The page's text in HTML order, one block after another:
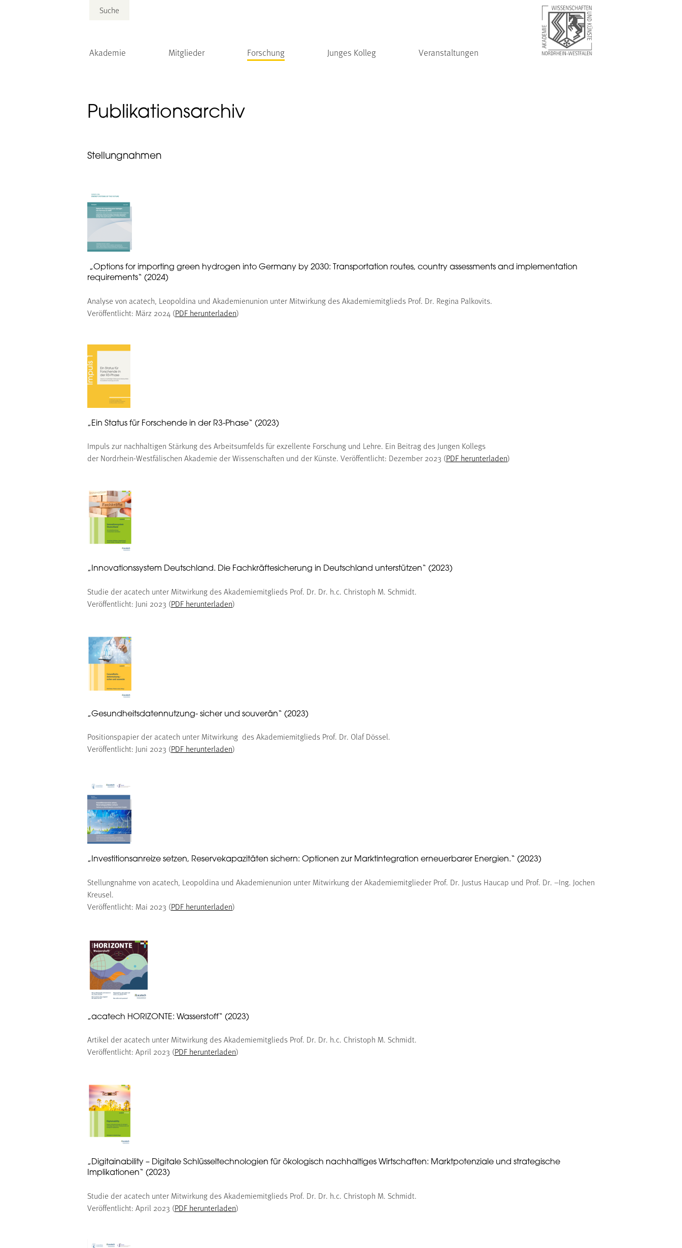
Suche
Akademie Mitglieder Forschung Junges Kolleg Veranstaltungen
Publikationsarchiv
Stellungnahmen
„Options for importing green hydrogen into Germany by 2030: Transportation routes, country assessments and implementation
requirements“ (2024)
Analyse von acatech, Leopoldina und Akademienunion unter Mitwirkung des Akademiemitglieds Prof. Dr. Regina Palkovits.
Veröffentlicht: März 2024 (PDF herunterladen)
„Ein Status für Forschende in der R3-Phase“ (2023)
Impuls zur nachhaltigen Stärkung des Arbeitsumfelds für exzellente Forschung und Lehre. Ein Beitrag des Jungen Kollegs
der Nordrhein-Westfälischen Akademie der Wissenschaften und der Künste. Veröffentlicht: Dezember 2023 (PDF herunterladen)
„Innovationssystem Deutschland. Die Fachkräftesicherung in Deutschland unterstützen“ (2023)
Studie der acatech unter Mitwirkung des Akademiemitglieds Prof. Dr. Dr. h.c. Christoph M. Schmidt.
Veröffentlicht: Juni 2023 (PDF herunterladen)
„Gesundheitsdatennutzung- sicher und souverän“ (2023)
Positionspapier der acatech unter Mitwirkung des Akademiemitglieds Prof. Dr. Olaf Dössel.
Veröffentlicht: Juni 2023 (PDF herunterladen)
„Investitionsanreize setzen, Reservekapazitäten sichern: Optionen zur Marktintegration erneuerbarer Energien.“ (2023)
Stellungnahme von acatech, Leopoldina und Akademienunion unter Mitwirkung der Akademiemitglieder Prof. Dr. Justus Haucap und Prof. Dr. –Ing. Jochen
Kreusel.
Veröffentlicht: Mai 2023 (PDF herunterladen)
„acatech HORIZONTE: Wasserstoff“ (2023)
Artikel der acatech unter Mitwirkung des Akademiemitglieds Prof. Dr. Dr. h.c. Christoph M. Schmidt.
Veröffentlicht: April 2023 (PDF herunterladen)
„Digitainability – Digitale Schlüsseltechnologien für ökologisch nachhaltiges Wirtschaften: Marktpotenziale und strategische
Implikationen“ (2023)
Studie der acatech unter Mitwirkung des Akademiemitglieds Prof. Dr. Dr. h.c. Christoph M. Schmidt.
Veröffentlicht: April 2023 (PDF herunterladen)